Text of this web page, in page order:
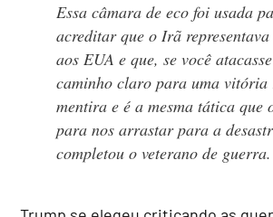
Essa câmara de eco foi usada
acreditar que o Irã
aos EUA e que, se você
caminho claro para uma
mentira e é a mesma tática que
para nos arrastar para a
completou o veterano de guerra.